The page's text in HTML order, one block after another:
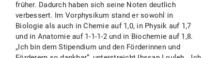
früher. Dadurch haben sich seine Noten deutlich
verbessert. Im Vorphysikum stand er sowohl in
Biologie als auch in Chemie auf 1,0, in Physik auf 1,7
und in Anatomie auf 1-1-1-2 und in Biochemie auf 1,8.
„Ich bin dem Stipendium und den Förderinnen und